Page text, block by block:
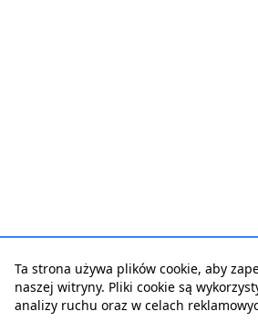
Ta strona używa plików cookie, aby
naszej witryny. Pliki cookie są
analizy ruchu oraz w celach